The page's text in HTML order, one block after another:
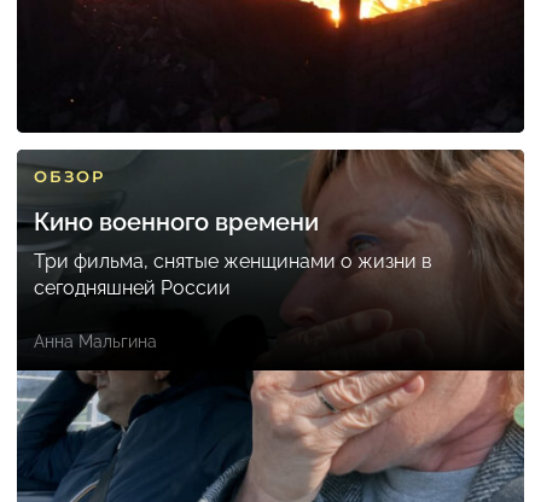
ОБЗОР
Кино военного времени
Три фильма, снятые женщинами о жизни в
сегодняшней России
Анна Мальгина